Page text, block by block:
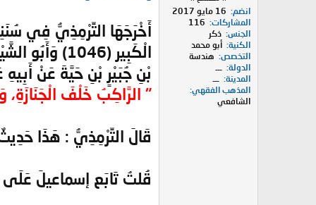
انضم
16 مايو 2017
المشاركات
116
الجنس ذكر
الكنية أبو محمد
التخصص
هندسة
الدولة ـــ
المدينة ـــ
المذهب الفقهي
الشافعي
بْنِ جُبَيْرٍ بْنِ حَيَّةَ عَنْ
" الرَّاكِبُ خَلْفَ
قَالَ التِّرْمِذِيُّ : هَذَا
قُلتُ تَابَع إسماعيلَ